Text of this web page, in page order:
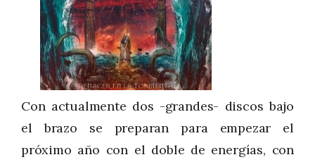
Con actualmente dos -grandes- discos bajo
el brazo se preparan para empezar el
próximo año con el doble de energías, con